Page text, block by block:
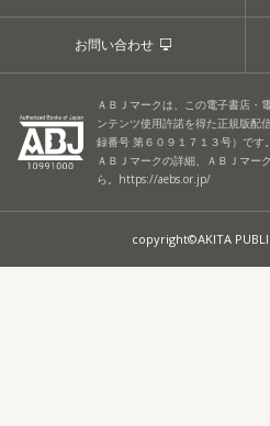
お問い合わせ
ＡＢＪマークは、この電子書店・
ンテンツ使用許諾を得た正規版配
録番号 第６０９１７１３号）です。
ＡＢＪマークの詳細、ＡＢＪマー
ら。 https://aebs.or.jp/
copyright©AKITA